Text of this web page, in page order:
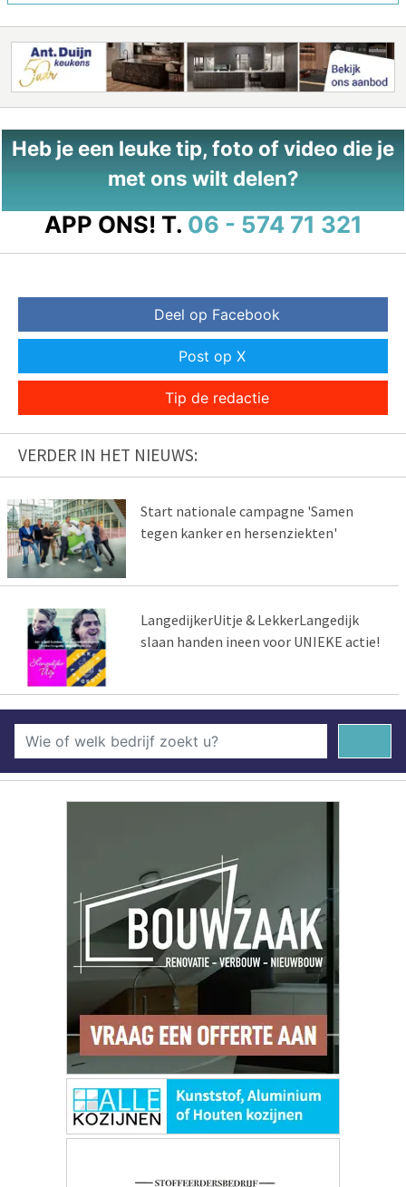
Heb je een leuke tip, foto of video die je
met ons wilt delen?
APP ONS! T. 06 - 574 71 321
Deel op Facebook
Post op X
Tip de redactie
VERDER IN HET NIEUWS:
Start nationale campagne 'Samen
tegen kanker en hersenziekten'
LangedijkerUitje & LekkerLangedijk
slaan handen ineen voor UNIEKE actie!